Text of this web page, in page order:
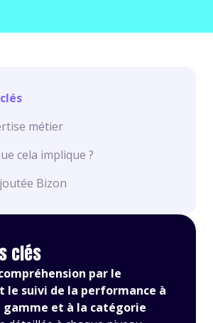
métier
cela implique ?
Bizon
clés
par le
le suivi de la performance à
gamme et à la catégorie